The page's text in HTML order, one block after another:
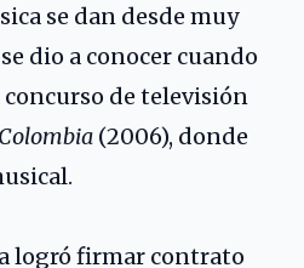
se dan desde muy
dio a conocer cuando
de televisión
(2006), donde
logró firmar contrato